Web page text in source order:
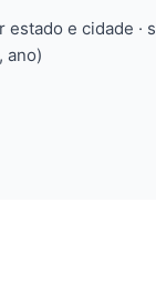
estado e cidade
ano)